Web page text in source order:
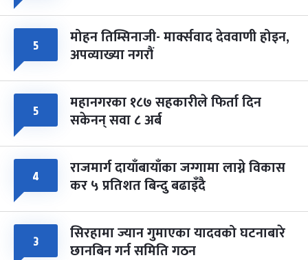
५ मोहन तिम्सिनाजी- मार्क्सवाद देववाणी होइन,
अपव्याख्या नगरौं
५ महानगरका १८७ सहकारीले फिर्ता दिन
सकेनन् सवा ८ अर्ब
४ राजमार्ग दायाँबायाँका जग्गामा लाग्ने विकास
कर ५ प्रतिशत बिन्दु बढाइँदै
३ सिरहामा ज्यान गुमाएका यादवको घटनाबारे
छानबिन गर्न समिति गठन